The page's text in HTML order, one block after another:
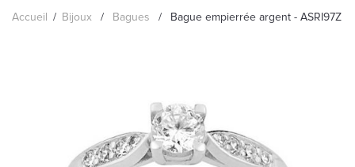
LES GEORGETTES
SWAROVSKI
Accueil / Bijoux / Bagues / Bague empierrée argent - ASRI97Z